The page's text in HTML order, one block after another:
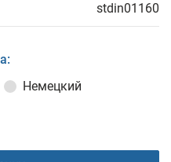
stdin01160
Немецкий